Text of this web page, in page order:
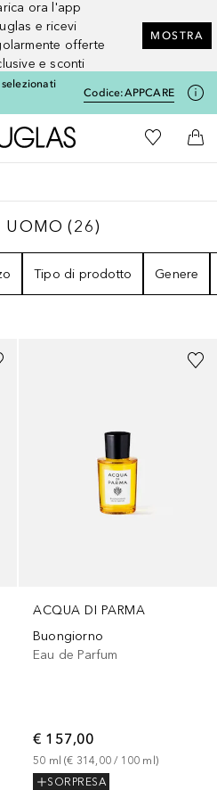
ora l'app
e ricevi
offerte
e sconti
MOSTRA
selezionati
Codice:APPCARE
A Douglas HomeAlla Mia
Al
- UOMO26
UOMO (26)
Tipo di prodotto Genere
ACQUA DI PARMA
Buongiorno
Eau de Parfum
€ 157,00
50 ml (€ 314,00 / 100 ml )
SORPRESA